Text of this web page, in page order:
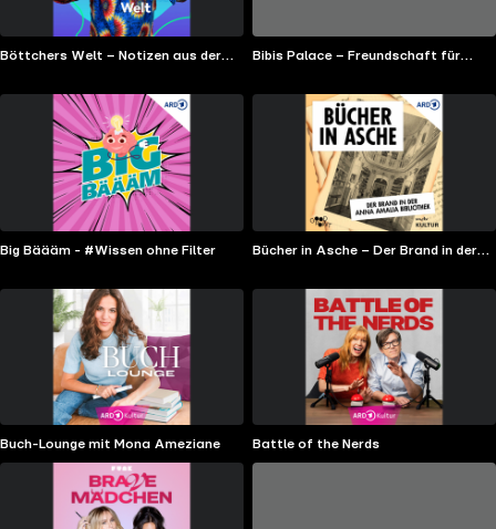
Böttchers Welt – Notizen aus der
Bibis Palace – Freundschaft für
Big Bäääm - #Wissen ohne Filter
Bücher in Asche – Der Brand in der
Buch-Lounge mit Mona Ameziane Battle of the Nerds